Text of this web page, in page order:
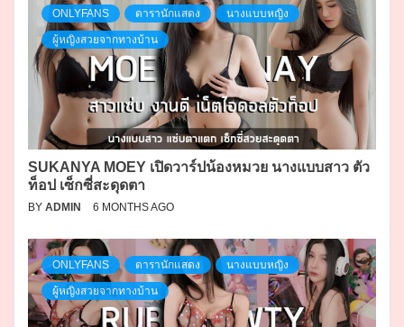
ONLYFANS ดารานักแสดง นางแบบหญิง
ผู้หญิงสวยจากทางบ้าน
SUKANYA MOEY เปิดวาร์ปน้องหมวย นางแบบสาว ตัว
ท็อป เซ็กซี่สะดุดตา
BY ADMIN 6 MONTHS AGO
ONLYFANS ดารานักแสดง นางแบบหญิง
ผู้หญิงสวยจากทางบ้าน